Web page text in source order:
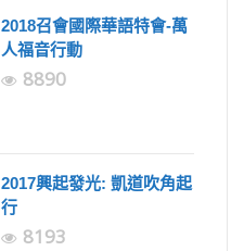
2018召會國際華語特會-萬
人福音行動
8890
2017興起發光: 凱道吹角起
行
8193